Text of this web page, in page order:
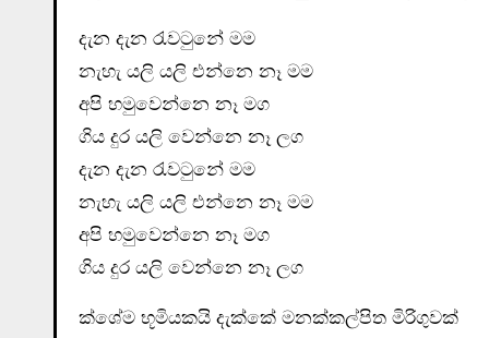
දැන දැන රැවටුනේ මම
නැහැ යලි යලි එන්නෙ නෑ මම
අපි හමුවෙන්නෙ නෑ මග
ගිය දුර යලි වෙන්නෙ නෑ ලග
දැන දැන රැවටුනේ මම
නැහැ යලි යලි එන්නෙ නෑ මම
අපි හමුවෙන්නෙ නෑ මග
ගිය දුර යලි වෙන්නෙ නෑ ලග
ක්ශේම භූමියකයි දැක්කේ මනක්කල්පිත මිරිගුවක්